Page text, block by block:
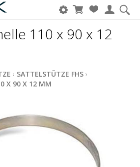
110 x 90 x 12
› SATTELSTÜTZE FHS ›
X 90 X 12 MM